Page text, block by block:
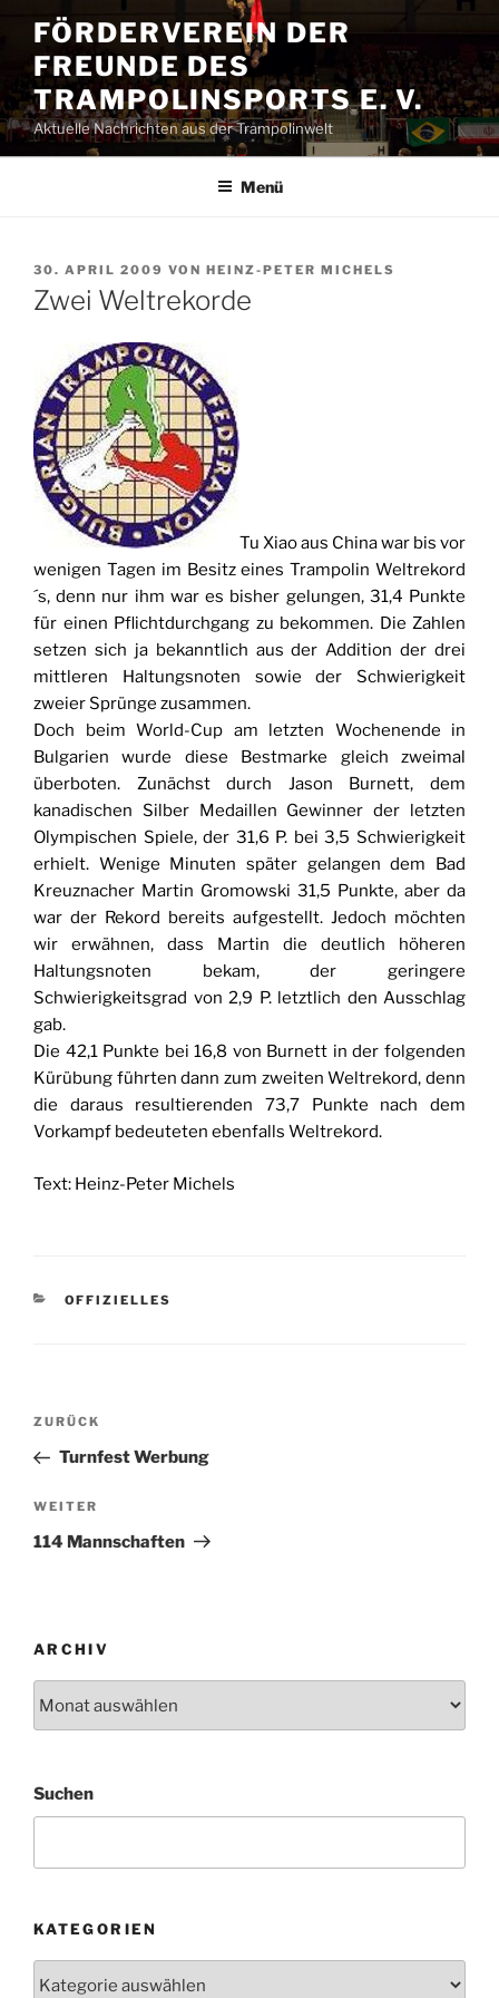
Inhalt
springen
FÖRDERVEREIN DER
FREUNDE DES
TRAMPOLINSPORTS E. V.
Aktuelle Nachrichten aus der Trampolinwelt
Menü
VERÖFFENTLICHT
AM
30. APRIL 2009 VON HEINZ-PETER MICHELS
Zwei Weltrekorde
Tu Xiao aus China war bis vor
wenigen Tagen im Besitz eines Trampolin Weltrekord
´s, denn nur ihm war es bisher gelungen, 31,4 Punkte
für einen Pflichtdurchgang zu bekommen. Die Zahlen
setzen sich ja bekanntlich aus der Addition der drei
mittleren Haltungsnoten sowie der Schwierigkeit
zweier Sprünge zusammen.
Doch beim World-Cup am letzten Wochenende in
Bulgarien wurde diese Bestmarke gleich zweimal
überboten. Zunächst durch Jason Burnett, dem
kanadischen Silber Medaillen Gewinner der letzten
Olympischen Spiele, der 31,6 P. bei 3,5 Schwierigkeit
erhielt. Wenige Minuten später gelangen dem Bad
Kreuznacher Martin Gromowski 31,5 Punkte, aber da
war der Rekord bereits aufgestellt. Jedoch möchten
wir erwähnen, dass Martin die deutlich höheren
Haltungsnoten bekam, der geringere
Schwierigkeitsgrad von 2,9 P. letztlich den Ausschlag
gab.
Die 42,1 Punkte bei 16,8 von Burnett in der folgenden
Kürübung führten dann zum zweiten Weltrekord, denn
die daraus resultierenden 73,7 Punkte nach dem
Vorkampf bedeuteten ebenfalls Weltrekord.
Text: Heinz-Peter Michels
KATEGORIEN
OFFIZIELLES
Beitragsnavigation
Vorheriger
Beitrag
ZURÜCK
Turnfest Werbung
Nächster
Beitrag
WEITER
114 Mannschaften
ARCHIV
Suchen
KATEGORIEN